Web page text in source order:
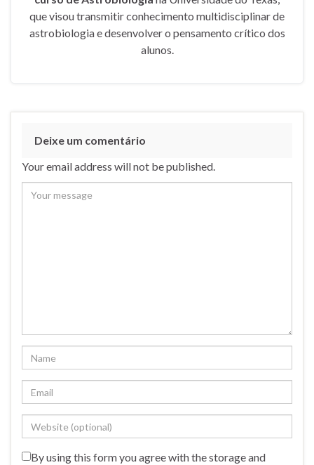
que visou transmitir conhecimento multidisciplinar de
astrobiologia e desenvolver o pensamento crítico dos
alunos.
Deixe um comentário
Your email address will not be published.
By using this form you agree with the storage and